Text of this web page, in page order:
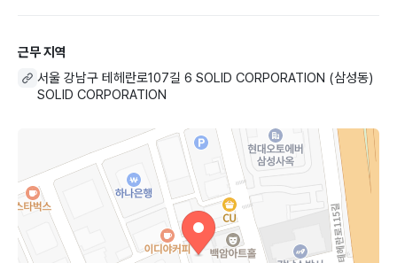
근무 지역
서울 강남구 테헤란로107길 6 SOLID CORPORATION (삼성동)
SOLID CORPORATION